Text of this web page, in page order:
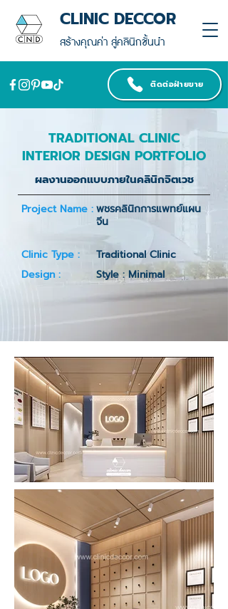
สร้างคุณค่า สู่คลินิกชั้นนำ
CLINIC DECCOR
ติดต่อฝ่ายขาย
TRADITIONAL CLINIC
INTERIOR DESIGN PORTFOLIO
ผลงานออกแบบภายในคลินิกจิตเวช
Project Name :พชรคลินิกการแพทย์แผน
จีน
Clinic Type :
Traditional Clinic
Design :
Style : Minimal